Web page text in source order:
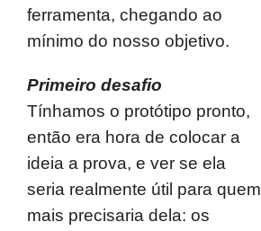
ferramenta, chegando ao
mínimo do nosso objetivo.
Primeiro desafio
Tínhamos o protótipo pronto,
então era hora de colocar a
ideia a prova, e ver se ela
seria realmente útil para quem
mais precisaria dela: os